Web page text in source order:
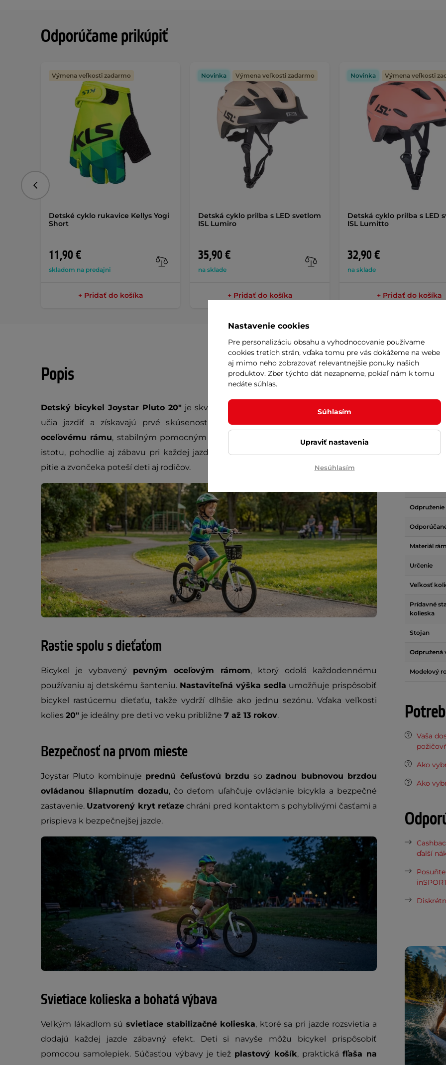
Odporúčame prikúpiť
Detské cyklo rukavice Kellys Yogi
Short
11,90 €
skladom na predajni
Výmena veľkosti zadarmo
+ Pridať do košíka
Detská cyklo prilba s LED svetlom
ISL Lumiro
35,90 €
na sklade
Novinka Výmena veľkosti zadarmo
+ Pridať do košíka
Detská cyklo prilba s LED
ISL Lumitto
32,90 €
na sklade
Novinka Výmena veľkosti
+ Pridať do košíka
Predchádzajúce
Popis
Detský bicykel Joystar Pluto 20" je skvelou voľbou pre malých cyklistov, ktorí sa
učia jazdiť a získavajú prvé skúsenosti na dvoch kolesách. Vďakaodolnému
oceľovému rámu, stabilným pomocným kolieskam a bezpečným brzdám ponúka
istotu, pohodlie aj zábavu pri každej jazde. Bohatá výbava vrátane košíka, fľaše na
pitie a zvončeka poteší deti aj rodičov.
Rastie spolu s dieťaťom
Bicykel je vybavený pevným oceľovým rámom, ktorý odolá každodennému
používaniu aj detskému šanteniu. Nastaviteľná výška sedla umožňuje prispôsobiť
bicykel rastúcemu dieťaťu, takže vydrží dlhšie ako jednu sezónu. Vďaka veľkosti
kolies 20" je ideálny pre deti vo veku približne 7 až 13 rokov.
Bezpečnosť na prvom mieste
Joystar Pluto kombinuje prednú čeľusťovú brzdu sozadnou bubnovou brzdou
ovládanou šliapnutím dozadu, čo deťom uľahčuje ovládanie bicykla a bezpečné
zastavenie. Uzatvorený kryt reťazechráni pred kontaktom s pohyblivými časťami a
prispieva k bezpečnejšej jazde.
Svietiace kolieska a bohatá výbava
Veľkým lákadlom sú svietiace stabilizačné kolieska, ktoré sa pri jazde rozsvietia a
dodajú každej jazde zábavný efekt. Deti si navyše môžu bicykel prispôsobiť
pomocou samolepiek. Súčasťou výbavy je tiež plastový košík, praktickáfľaša na
S košíkom
Odpruženie
Materiál
Určenie
Veľkosť
Prídavné
kolieska
Stojan
Odpružená
Modelový
Vaša
Ako
Ako
ďalší
Nastavenie cookies
Pre personalizáciu obsahu a vyhodnocovanie používame
cookies tretích strán, vďaka tomu pre vás dokážeme na webe
aj mimo neho zobrazovať relevantnejšie ponuky našich
produktov. Zber týchto dát nezapneme, pokiaľ nám k tomu
nedáte súhlas.
Súhlasím
Upraviť nastavenia
Nesúhlasím